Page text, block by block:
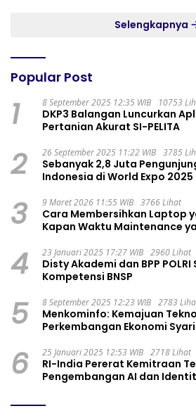
Selengkapnya
Popular Post
1 8 September 2025 12:35 WIB 10753
DKP3 Balangan Luncurkan
Pertanian Akurat SI-PELITA
2 26 September 2025 11:22 WIB 3785
Sebanyak 2,8 Juta
Indonesia di World Expo 2025
3 9 Maret 2026 11:55 WIB 3766 Lihat
Cara Membersihkan Laptop
Kapan Waktu Maintenance
4 23 Januari 2025 17:27 WIB 2960 Lihat
Disty Akademi dan BPP POLRI
Kompetensi BNSP
5 8 September 2025 12:23 WIB 2783
Menkominfo: Kemajuan
Perkembangan Ekonomi
6 25 Januari 2025 12:53 WIB 2718 Lihat
RI-India Pererat Kemitraan
Pengembangan AI dan